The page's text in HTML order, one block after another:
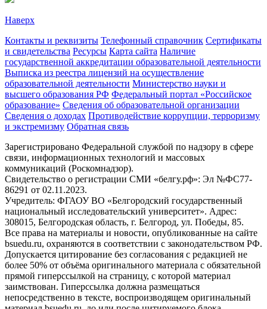
Наверх
Контакты и реквизиты Телефонный справочник Сертификаты
и свидетельства Ресурсы Карта сайта Наличие
государственной аккредитации образовательной деятельности
Выписка из реестра лицензий на осуществление
образовательной деятельности Министерствo науки и
высшего образования РФ Федеральный портал «Российское
образование» Сведения об образовательной организации
Сведения о доходах Противодействие коррупции, терроризму
и экстремизму Обратная связь
Зарегистрировано Федеральной службой по надзору в сфере
связи, информационных технологий и массовых
коммуникаций (Роскомнадзор).
Свидетельство о регистрации СМИ «белгу.рф»: Эл №ФС77-
86291 от 02.11.2023.
Учредитель: ФГАОУ ВО «Белгородский государственный
национальный исследовательский университет». Адрес:
308015, Белгородская область, г. Белгород, ул. Победы, 85.
Все права на материалы и новости, опубликованные на сайте
bsuedu.ru, охраняются в соответствии с законодательством РФ.
Допускается цитирование без согласования с редакцией не
более 50% от объёма оригинального материала с обязательной
прямой гиперссылкой на страницу, с которой материал
заимствован. Гиперссылка должна размещаться
непосредственно в тексте, воспроизводящем оригинальный